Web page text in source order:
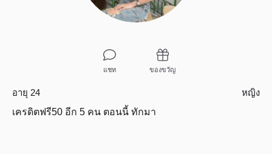
แชท ของขวัญ
อายุ 24
หญิง
เครดิตฟรี50 อีก 5 คน ตอนนี้ ทักมา